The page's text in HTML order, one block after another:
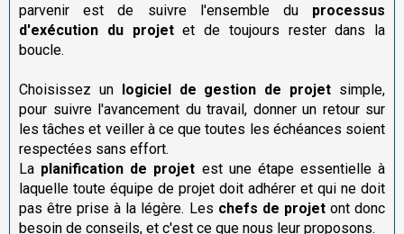
parvenir est de suivre l'ensemble du processus
d'exécution du projetet de toujours rester dans la
boucle.
Choisissez un logiciel de gestion de projet simple,
pour suivre l'avancement du travail, donner un retour sur
les tâches et veiller à ce que toutes les échéances soient
respectées sans effort.
La planification de projet est une étape essentielle à
laquelle toute équipe de projet doit adhérer et qui ne doit
pas être prise à la légère. Les chefs de projetont donc
besoin de conseils, et c'est ce que nous leur proposons.